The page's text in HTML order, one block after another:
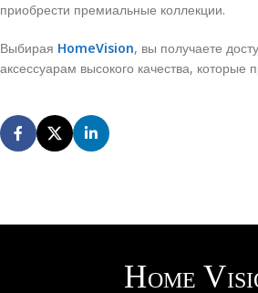
приобрести премиальные коллекции.
Выбирая HomeVision, вы получаете
аксессуарам высокого качества, которые